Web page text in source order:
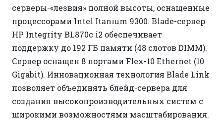
серверы-«лезвия» полной высоты, оснащенные
процессорами Intel Itanium 9300. Blade-сервер
HP Integrity BL870c i2 обеспечивает
поддержку до 192 ГБ памяти (48 слотов DIMM).
Сервер оснащен 8 портами Flex-10 Ethernet (10
Gigabit). Инновационная технология Blade Link
позволяет объединять блейд-сервера для
создания высокопроизводительных систем с
широкими возможностями масштабирования.